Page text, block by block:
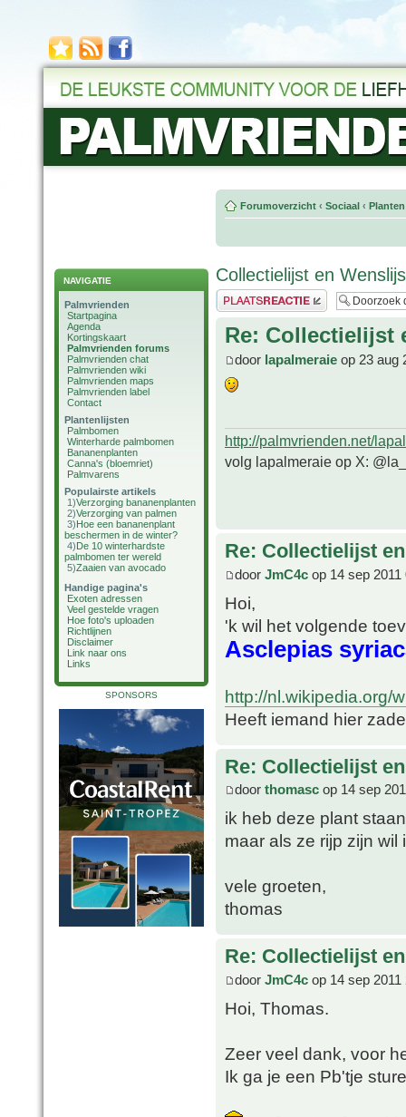
NAVIGATIE
Palmvrienden
Startpagina
Agenda
Kortingskaart
Palmvrienden forums
Palmvrienden chat
Palmvrienden wiki
Palmvrienden maps
Palmvrienden label
Contact
Plantenlijsten
Palmbomen
Winterharde palmbomen
Bananenplanten
Canna's (bloemriet)
Palmvarens
Populairste artikels
1)Verzorging bananenplanten
2)Verzorging van palmen
3)Hoe een bananenplant
beschermen in de winter?
4)De 10 winterhardste
palmbomen ter wereld
5)Zaaien van avocado
Handige pagina's
Exoten adressen
Veel gestelde vragen
Hoe foto's uploaden
Richtlijnen
Disclaimer
Link naar ons
Links
SPONSORS
Forumoverzicht ‹ Sociaal ‹
Collectielijst en
Plaats een reactie
Re: Collectielijst
door lapalmeraie op 23 aug
http://palmvrienden.net/
volg lapalmeraie op X:
Re: Collectielijst
door JmC4c op 14 sep 2011
Hoi,
'k wil het volgende
Asclepias
http://nl.wikipedia.org/
Heeft iemand hier
Re: Collectielijst
door thomasc op 14 sep
ik heb deze plant
maar als ze rijp zijn
vele groeten,
thomas
Re: Collectielijst
door JmC4c op 14 sep 2011
Hoi, Thomas.
Zeer veel dank, voor
Ik ga je een Pb'tje